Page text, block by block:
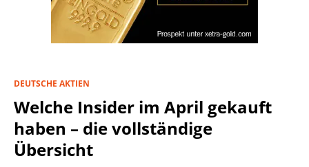
DEUTSCHE AKTIEN
Welche Insider im April gekauft
haben – die vollständige
Übersicht